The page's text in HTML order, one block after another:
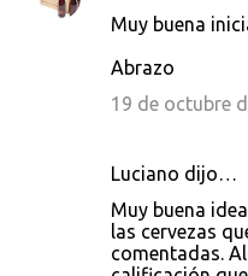
Muy buena
Abrazo
19 de octubre
Luciano dijo…
Muy buena
las cervezas
comentadas.